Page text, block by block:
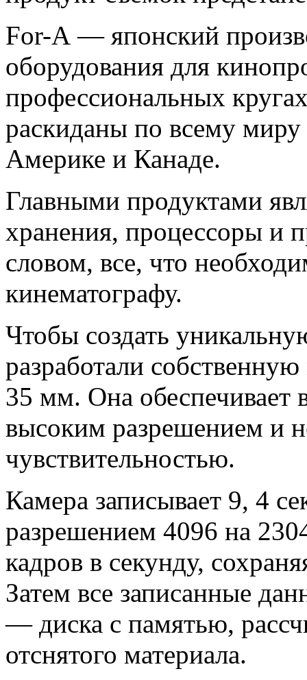
For-А — японский
оборудования для
профессиональных
раскиданы по всему
Америке и Канаде.
Главными продуктами
хранения, процессоры и
словом, все, что
кинематографу.
Чтобы создать
разработали
35 мм. Она обеспечивает
высоким разрешением и
чувствительностью.
Камера записывает 9, 4
разрешением 4096 на
кадров в секунду,
Затем все записанные
— диска с памятью,
отснятого материала.